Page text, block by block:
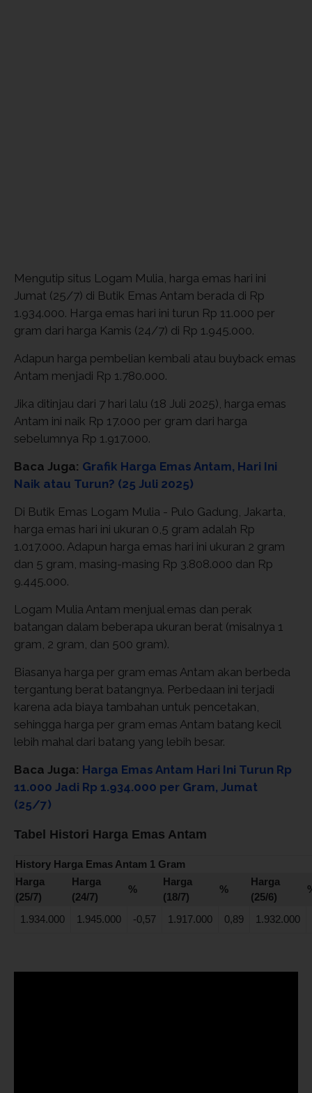
Mengutip situs Logam Mulia, harga emas hari ini
Jumat (25/7) di Butik Emas Antam berada di Rp
1.934.000. Harga emas hari ini turun Rp 11.000 per
gram dari harga Kamis (24/7) di Rp 1.945.000.
Adapun harga pembelian kembali atau buyback emas
Antam menjadi Rp 1.780.000.
Jika ditinjau dari 7 hari lalu (18 Juli 2025), harga emas
Antam ini naik Rp 17.000 per gram dari harga
sebelumnya Rp 1.917.000.
Baca Juga: Grafik Harga Emas Antam, Hari Ini
Naik atau Turun? (25 Juli 2025)
Di Butik Emas Logam Mulia - Pulo Gadung, Jakarta,
harga emas hari ini ukuran 0,5 gram adalah Rp
1.017.000. Adapun harga emas hari ini ukuran 2 gram
dan 5 gram, masing-masing Rp 3.808.000 dan Rp
9.445.000.
Logam Mulia Antam menjual emas dan perak
batangan dalam beberapa ukuran berat (misalnya 1
gram, 2 gram, dan 500 gram).
Biasanya harga per gram emas Antam akan berbeda
tergantung berat batangnya. Perbedaan ini terjadi
karena ada biaya tambahan untuk pencetakan,
sehingga harga per gram emas Antam batang kecil
lebih mahal dari batang yang lebih besar.
Baca Juga: Harga Emas Antam Hari Ini Turun Rp
11.000 Jadi Rp 1.934.000 per Gram, Jumat
(25/7)
Tabel Histori Harga Emas Antam
History Harga Emas Antam 1 Gram
Harga
(25/7)
Harga
(24/7)
%
Harga
(18/7)
%
Harga
(25/6)
1.934.000 1.945.000 -0,57 1.917.000 0,89 1.932.000